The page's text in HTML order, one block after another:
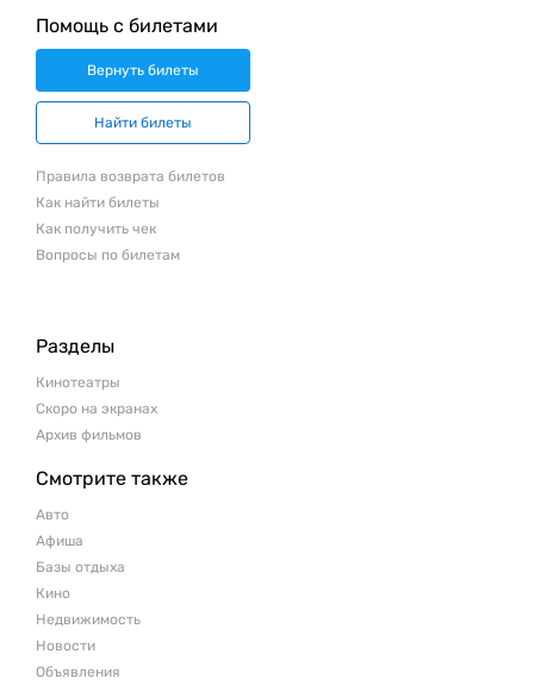
Помощь с билетами
Вернуть билеты
Найти билеты
Правила возврата билетов
Как найти билеты
Как получить чек
Вопросы по билетам
Разделы
Кинотеатры
Скоро на экранах
Архив фильмов
Смотрите также
Авто
Афиша
Базы отдыха
Кино
Недвижимость
Новости
Объявления